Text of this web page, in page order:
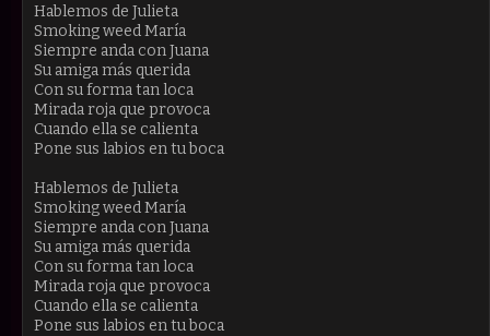
Hablemos de Julieta
Smoking weed María
Siempre anda con Juana
Su amiga más querida
Con su forma tan loca
Mirada roja que provoca
Cuando ella se calienta
Pone sus labios en tu boca
Hablemos de Julieta
Smoking weed María
Siempre anda con Juana
Su amiga más querida
Con su forma tan loca
Mirada roja que provoca
Cuando ella se calienta
Pone sus labios en tu boca